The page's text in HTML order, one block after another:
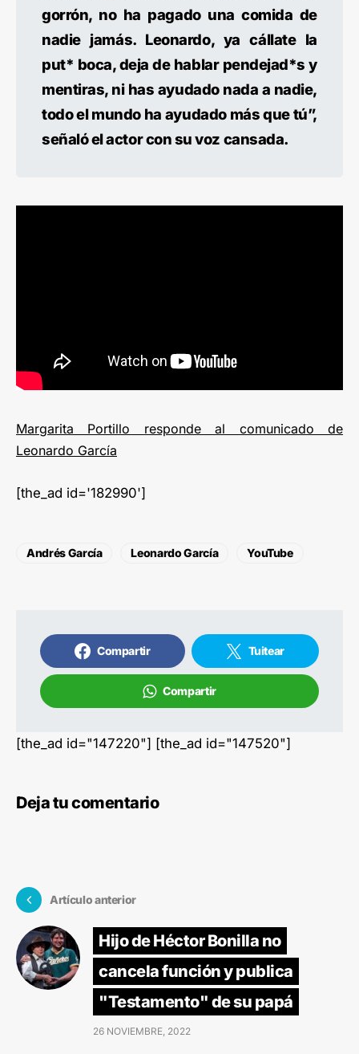
gorrón, no ha pagado una comida de
nadie jamás. Leonardo, ya cállate la
put* boca, deja de hablar pendejad*s y
mentiras, ni has ayudado nada a nadie,
todo el mundo ha ayudado más que tú”,
señaló el actor con su voz cansada.
Margarita Portillo responde al comunicado de
Leonardo García
[the_ad id='182990']
Andrés García Leonardo García YouTube
Compartir Tuitear
Compartir
[the_ad id="147220"] [the_ad id="147520"]
Deja tu comentario
Artículo anterior
Hijo de Héctor Bonilla no
cancela función y publica
"Testamento" de su papá
26 NOVIEMBRE, 2022